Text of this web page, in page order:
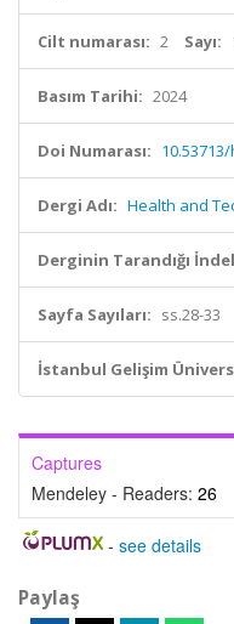
Cilt numarası: 2 Sayı:
Basım Tarihi: 2024
Doi Numarası:
Dergi Adı: Health and
Derginin Tarandığı
Sayfa Sayıları: ss.28-33
İstanbul Gelişim
Captures
Mendeley - Readers: 26
- see details
Paylaş